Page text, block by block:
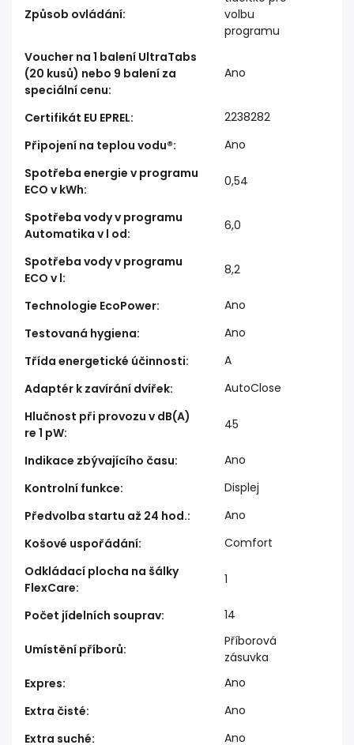
Způsob ovládání:
volbu
programu
Voucher na 1 balení UltraTabs
(20 kusů) nebo 9 balení za
speciální cenu:
Ano
Certifikát EU EPREL:
2238282
Připojení na teplou vodu®:
Ano
Spotřeba energie v programu
ECO v kWh:
0,54
Spotřeba vody v programu
Automatika v l od:
6,0
Spotřeba vody v programu
ECO v l:
8,2
Technologie EcoPower:
Ano
Testovaná hygiena:
Ano
Třída energetické účinnosti:
A
Adaptér k zavírání dvířek:
AutoClose
Hlučnost při provozu v dB(A)
re 1 pW:
45
Indikace zbývajícího času:
Ano
Kontrolní funkce:
Displej
Předvolba startu až 24 hod.:
Ano
Košové uspořádání:
Comfort
Odkládací plocha na šálky
FlexCare:
1
Počet jídelních souprav: 14
Umístění příborů:
Příborová
zásuvka
Expres:
Ano
Extra čisté:
Ano
Extra suché:
Ano